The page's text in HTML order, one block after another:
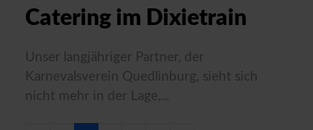
Catering im Dixietrain
Unser langjähriger Partner, der
Karnevalsverein Quedlinburg, sieht sich
nicht mehr in der Lage,...